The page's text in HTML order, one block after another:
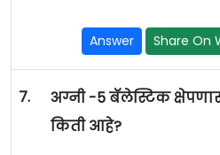
Answer Share On
7.
अग्नी -5 बॅलेस्टिक
किती आहे?